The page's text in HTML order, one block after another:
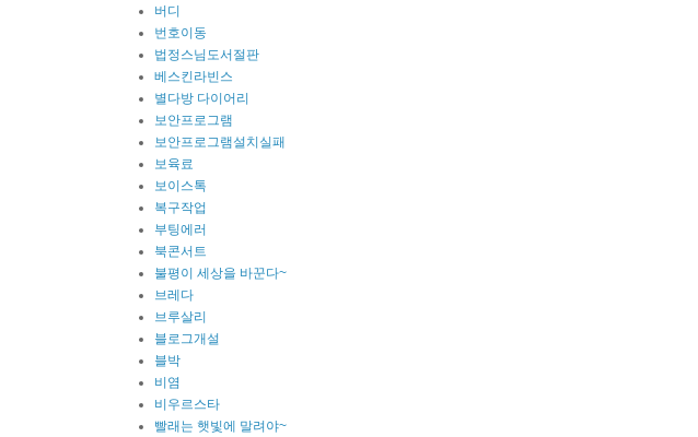
버디
번호이동
법정스님도서절판
베스킨라빈스
별다방 다이어리
보안프로그램
보안프로그램설치실패
보육료
보이스톡
복구작업
부팅에러
북콘서트
불평이 세상을 바꾼다~
브레다
브루살리
블로그개설
블박
비염
비우르스타
빨래는 햇빛에 말려야~